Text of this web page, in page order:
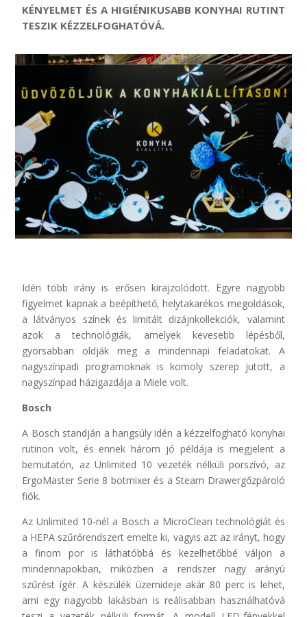
KÉNYELMET ÉS A HIGIÉNIKUSABB KONYHAI RUTINT
TESZIK KÉZZELFOGHATÓVÁ.
Idén több irány is erősen kirajzolódott. Egyre nagyobb
figyelmet kapnak a beépíthető, helytakarékos megoldások,
a látványos színek és limitált dizájnkollekciók, valamint
azok a technológiák, amelyek kevesebb lépésből,
gyorsabban oldják meg a mindennapi feladatokat. A
nagyszínpadi programoknak is komoly szerep jutott, a
nagyszínpad házigazdája a Miele volt.
Bosch
A Bosch standján a hangsúly idén a kézzelfogható konyhai
rutinon volt, és ennek három jó példája is megjelent a
bemutatón, az Unlimited 10 vezeték nélküli porszívó, az
ErgoMaster Serie 8 botmixer és a Steam Drawergőzpároló
fiók.
Az Unlimited 10-nél a Bosch a MicroClean technológiát és
a HEPA szűrőrendszert emelte ki, vagyis azt az irányt, hogy
a finom por is láthatóbbá és kezelhetőbbé váljon a
mindennapokban, miközben a rendszer nagy arányú
szűrést ígér. A készülék üzemideje akár 80 perc is lehet,
ami egy nagyobb lakásban is reálisabban használhatóvá